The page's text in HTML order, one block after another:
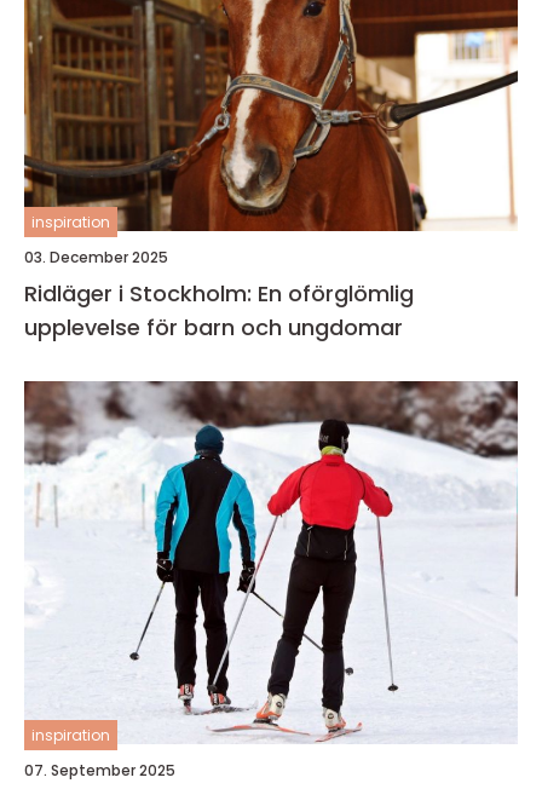
inspiration
03. December 2025
Ridläger i Stockholm: En oförglömlig
upplevelse för barn och ungdomar
inspiration
07. September 2025